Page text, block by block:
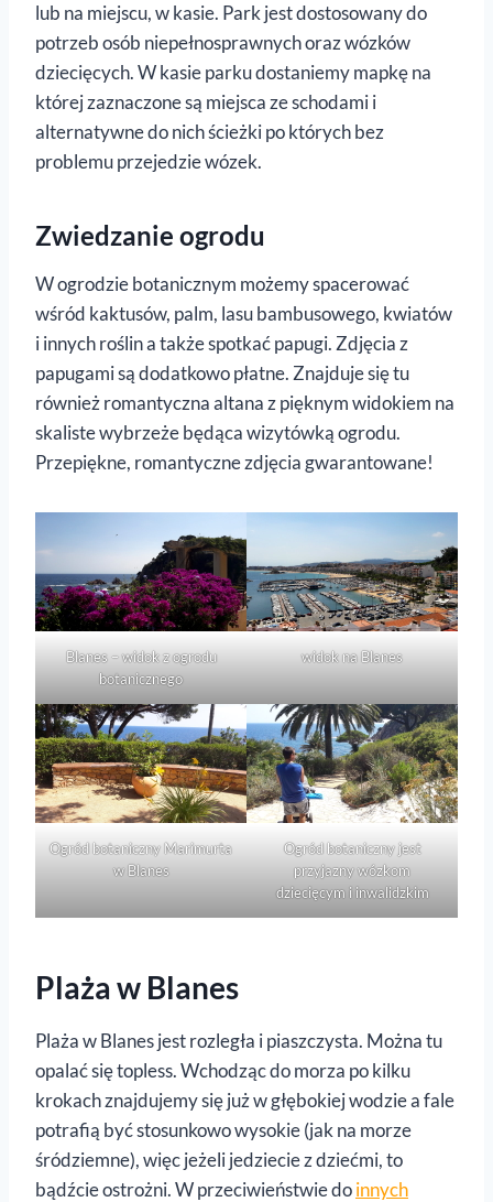
lub na miejscu, w kasie. Park jest dostosowany do
potrzeb osób niepełnosprawnych oraz wózków
dziecięcych. W kasie parku dostaniemy mapkę na
której zaznaczone są miejsca ze schodami i
alternatywne do nich ścieżki po których bez
problemu przejedzie wózek.
Zwiedzanie ogrodu
W ogrodzie botanicznym możemy spacerować
wśród kaktusów, palm, lasu bambusowego, kwiatów
i innych roślin a także spotkać papugi. Zdjęcia z
papugami są dodatkowo płatne. Znajduje się tu
również romantyczna altana z pięknym widokiem na
skaliste wybrzeże będąca wizytówką ogrodu.
Przepiękne, romantyczne zdjęcia gwarantowane!
Blanes – widok z ogrodu
botanicznego
widok na Blanes
Ogród botaniczny Marimurta
w Blanes
Ogród botaniczny jest
przyjazny wózkom
dziecięcym i inwalidzkim
Plaża w Blanes
Plaża w Blanes jest rozległa i piaszczysta. Można tu
opalać się topless. Wchodząc do morza po kilku
krokach znajdujemy się już w głębokiej wodzie a fale
potrafią być stosunkowo wysokie (jak na morze
śródziemne), więc jeżeli jedziecie z dziećmi, to
bądźcie ostrożni. W przeciwieństwie doinnych